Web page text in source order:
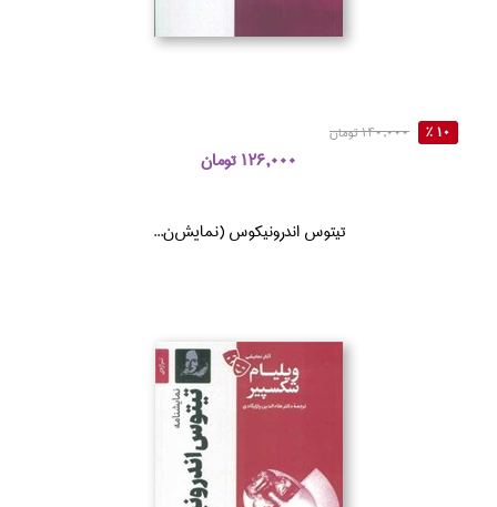
10 % 140,000 تومان
126,000 تومان
تيتوس اندرونيكوس (نمايش‌ن...